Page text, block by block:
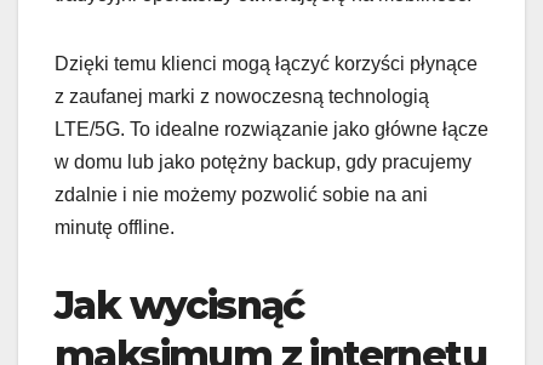
Dzięki temu klienci mogą łączyć korzyści płynące
z zaufanej marki z nowoczesną technologią
LTE/5G. To idealne rozwiązanie jako główne łącze
w domu lub jako potężny backup, gdy pracujemy
zdalnie i nie możemy pozwolić sobie na ani
minutę offline.
Jak wycisnąć
maksimum z internetu